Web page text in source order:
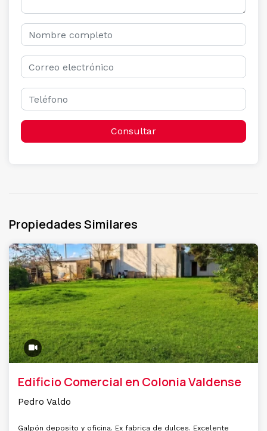
Consultar
Propiedades Similares
Edificio Comercial en Colonia Valdense
Pedro Valdo
Galpón deposito y oficina. Ex fabrica de dulces. Excelente